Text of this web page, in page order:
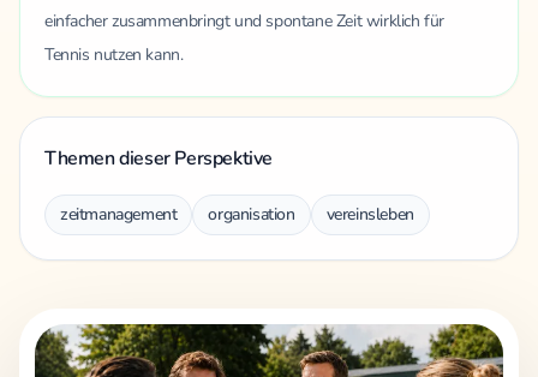
einfacher zusammenbringt und spontane Zeit wirklich für
Tennis nutzen kann.
Themen dieser Perspektive
zeitmanagement organisation vereinsleben